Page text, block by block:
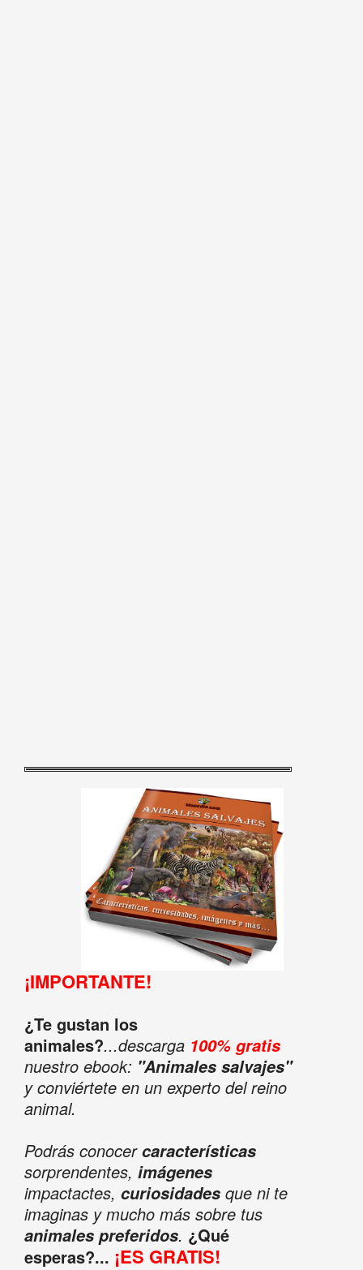
¡IMPORTANTE!
¿Te gustan los
animales?...descarga 100% gratis
nuestro ebook: "Animales salvajes"
y conviértete en un experto del reino
animal.
Podrás conocercaracterísticas
sorprendentes, imágenes
impactactes, curiosidadesque ni te
imaginas y mucho más sobre tus
animales preferidos. ¿Qué
esperas?... ¡ES GRATIS!